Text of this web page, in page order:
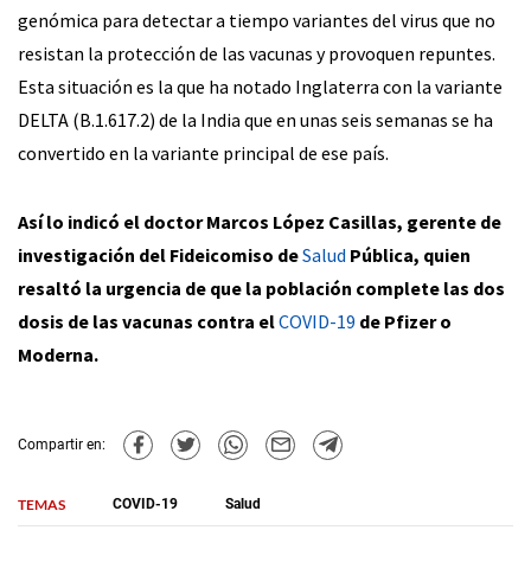
genómica para detectar a tiempo variantes del virus que no
resistan la protección de las vacunas y provoquen repuntes.
Esta situación es la que ha notado Inglaterra con la variante
DELTA (B.1.617.2) de la India que en unas seis semanas se ha
convertido en la variante principal de ese país.
Así lo indicó el doctor Marcos López Casillas, gerente de
investigación del Fideicomiso deSalud Pública, quien
resaltó la urgencia de que la población complete las dos
dosis de las vacunas contra elCOVID-19 de Pfizer o
Moderna.
Compartir en:
TEMAS COVID-19 Salud